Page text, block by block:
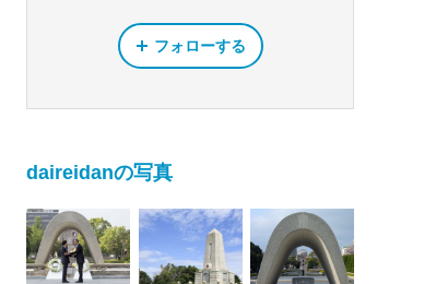
フォローする
daireidanの写真